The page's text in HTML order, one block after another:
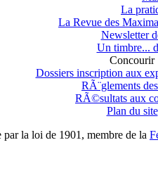
La
La Revue des
Newsletter
Un timbre...
Concourir
Dossiers inscription aux
RÃ¨glements
RÃ©sultats aux
Plan du site
la loi de 1901, membre de la